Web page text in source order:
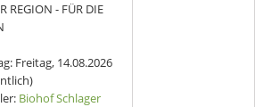
REGION - FÜR DIE
Freitag, 14.08.2026
Biohof Schlager